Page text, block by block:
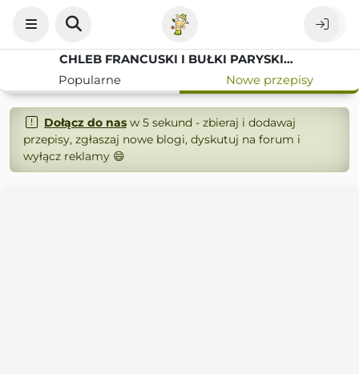
CHLEB FRANCUSKI I BUŁKI PARYSKIE Z CZERWCOWEJ PIEKARNI
Popularne
Nowe przepisy
Dołącz do nasw 5 sekund - zbieraj i dodawaj
przepisy, zgłaszaj nowe blogi, dyskutuj na forum i
wyłącz reklamy 😄